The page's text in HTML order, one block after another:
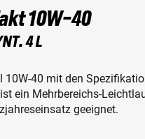
10W-40
4 L
10W-40 mit den
ein Mehrbereichs-
geeignet.